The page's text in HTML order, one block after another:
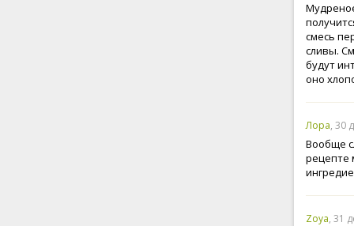
смесь
сливы.
будут
оно
Лора, 30
Вообще
рецепте
Zoya, 31